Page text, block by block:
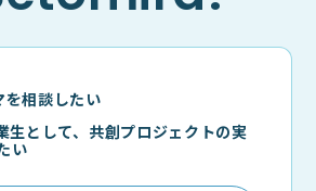
を相談したい
生として、共創プロジェクトの実
い